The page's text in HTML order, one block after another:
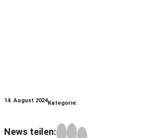
14. August 2024Kategorie:
News teilen: